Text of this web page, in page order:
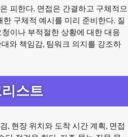
피한다. 면접은 간결하고 구체적으
구체적 예시를 미리 준비한다. 질
이나 부적절한 상황에 대한 대응
와 책임감, 팀워크 의지를 강조하
스트
, 현장 위치와 도착 시간 계획, 면접